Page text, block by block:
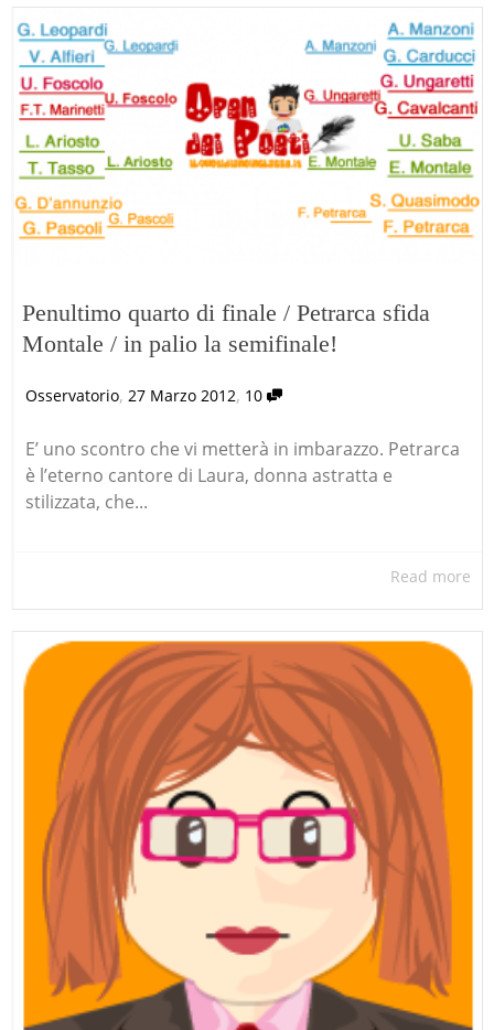
Penultimo quarto di finale / Petrarca sfida
Montale / in palio la semifinale!
Osservatorio, 27 Marzo 2012, 10
E’ uno scontro che vi metterà in imbarazzo. Petrarca
è l’eterno cantore di Laura, donna astratta e
stilizzata, che...
Read more